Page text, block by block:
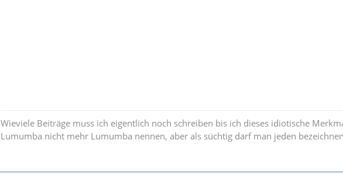
Wieviele Beiträge muss ich eigentlich noch schreiben bis ich dieses idiotische
Lumumba nicht mehr Lumumba nennen, aber als süchtig darf man jeden